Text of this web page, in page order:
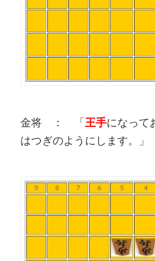
金将 ： 「王手になって
はつぎのようにします。」